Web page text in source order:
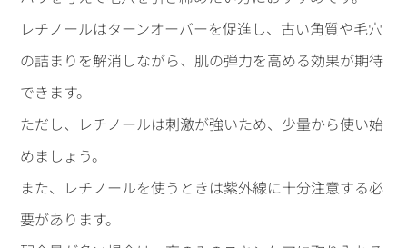
レチノールはターンオーバーを促進し、古い角質や毛穴
の詰まりを解消しながら、肌の弾力を高める効果が期待
できます。
ただし、レチノールは刺激が強いため、少量から使い始
めましょう。
また、レチノールを使うときは紫外線に十分注意する必
要があります。